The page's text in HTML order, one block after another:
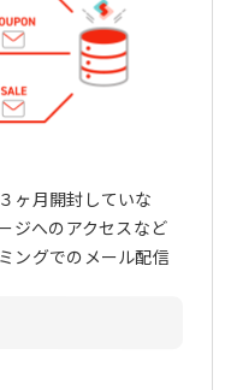
ヶ月開封していな
ジへのアクセスなど
ングでのメール配信